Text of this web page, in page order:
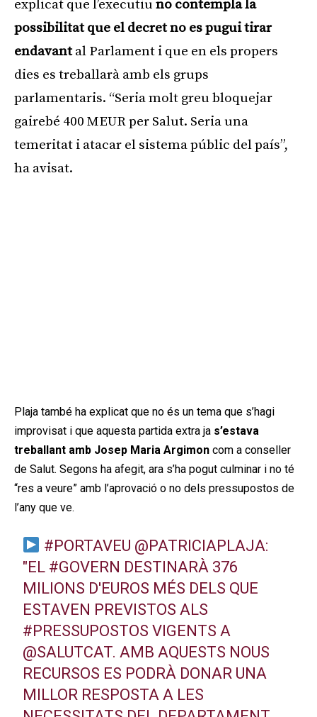
explicat que l’executiu no contempla la
possibilitat que el decret no es pugui tirar
endavantal Parlament i que en els propers
dies es treballarà amb els grups
parlamentaris. “Seria molt greu bloquejar
gairebé 400 MEUR per Salut. Seria una
temeritat i atacar el sistema públic del país”,
ha avisat.
Plaja també ha explicat que no és un tema que s’hagi
improvisat i que aquesta partida extra ja s’estava
treballant amb Josep Maria Argimon com a conseller
de Salut. Segons ha afegit, ara s’ha pogut culminar i no té
“res a veure” amb l’aprovació o no dels pressupostos de
l’any que ve.
#PORTAVEU @PATRICIAPLAJA:
"EL #GOVERN DESTINARÀ 376
MILIONS D'EUROS MÉS DELS QUE
ESTAVEN PREVISTOS ALS
#PRESSUPOSTOS VIGENTS A
@SALUTCAT. AMB AQUESTS NOUS
RECURSOS ES PODRÀ DONAR UNA
MILLOR RESPOSTA A LES